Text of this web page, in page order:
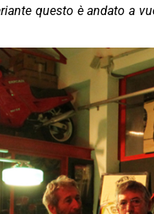
questo è andato a